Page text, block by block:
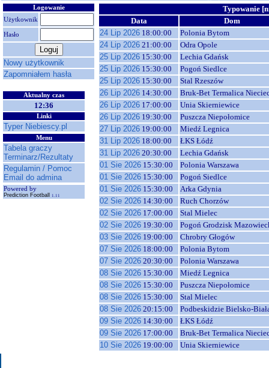
Logowanie
Użytkownik
Hasło
Nowy użytkownik
Zapomniałem hasła
Aktualny czas
12:36
Linki
Typer Niebiescy.pl
Menu
Tabela graczy
Terminarz/Rezultaty
Regulamin / Pomoc
Email do admina
Powered by
Prediction Football 1.11
Typowanie
Data
Dom
24 Lip 2026 18:00:00
Polonia Bytom
24 Lip 2026 21:00:00
Odra Opole
25 Lip 2026 15:30:00
Lechia Gdańsk
25 Lip 2026 15:30:00
Pogoń Siedlce
25 Lip 2026 15:30:00
Stal Rzeszów
26 Lip 2026 14:30:00
Bruk-Bet Termalica
26 Lip 2026 17:00:00
Unia Skierniewice
26 Lip 2026 19:30:00
Puszcza Niepołomice
27 Lip 2026 19:00:00
Miedź Legnica
31 Lip 2026 18:00:00
ŁKS Łódź
31 Lip 2026 20:30:00
Lechia Gdańsk
01 Sie 2026 15:30:00
Polonia Warszawa
01 Sie 2026 15:30:00
Pogoń Siedlce
01 Sie 2026 15:30:00
Arka Gdynia
02 Sie 2026 14:30:00
Ruch Chorzów
02 Sie 2026 17:00:00
Stal Mielec
02 Sie 2026 19:30:00
Pogoń Grodzisk
03 Sie 2026 19:00:00
Chrobry Głogów
07 Sie 2026 18:00:00
Polonia Bytom
07 Sie 2026 20:30:00
Polonia Warszawa
08 Sie 2026 15:30:00
Miedź Legnica
08 Sie 2026 15:30:00
Puszcza Niepołomice
08 Sie 2026 15:30:00
Stal Mielec
08 Sie 2026 20:15:00
Podbeskidzie Bielsko-
09 Sie 2026 14:30:00
ŁKS Łódź
09 Sie 2026 17:00:00
Bruk-Bet Termalica
10 Sie 2026 19:00:00 Unia Skierniewice